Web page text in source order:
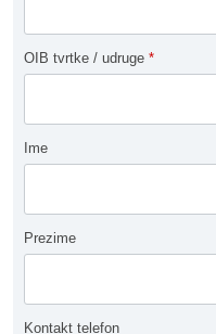
OIB tvrtke / udruge *
Ime
Prezime
Kontakt telefon